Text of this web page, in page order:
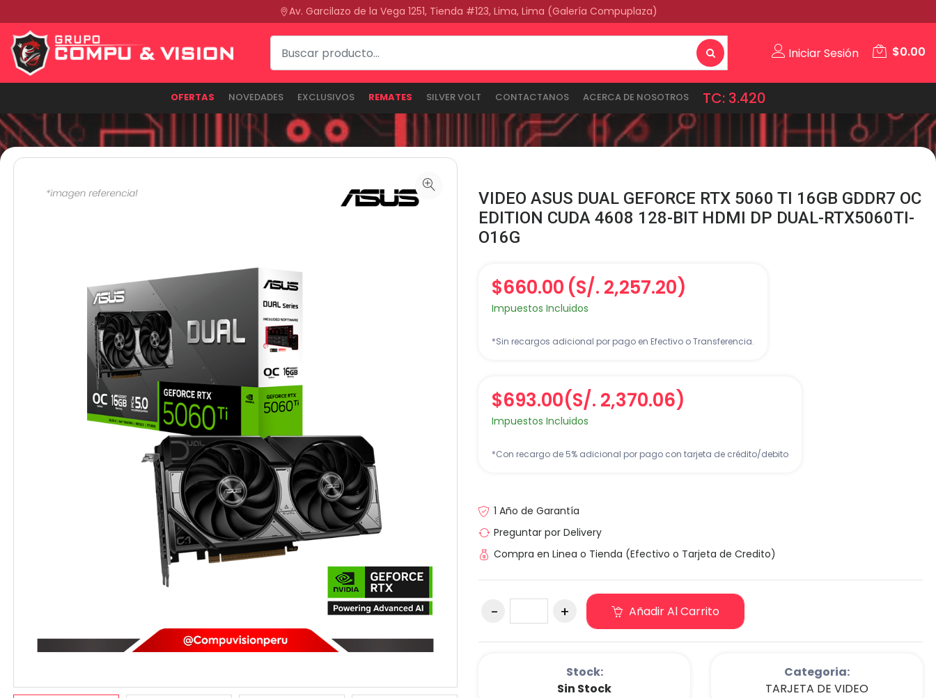
Av. Garcilazo de la Vega 1251, Tienda #123, Lima, Lima (Galería Compuplaza)
Iniciar Sesión $0.00
OFERTAS NOVEDADES EXCLUSIVOS REMATES SILVER VOLT CONTACTANOS ACERCA DE NOSOTROS TC: 3.420
VIDEO ASUS DUAL GEFORCE RTX 5060 TI 16GB GDDR7 OC
EDITION CUDA 4608 128-BIT HDMI DP DUAL-RTX5060TI-
O16G
$660.00 (S/. 2,257.20)
Impuestos Incluidos
*Sin recargos adicional por pago en Efectivo o Transferencia.
$693.00(S/. 2,370.06)
Impuestos Incluidos
*Con recargo de 5% adicional por pago con tarjeta de crédito/debito
1 Año de Garantía
Preguntar por Delivery
Compra en Linea o Tienda (Efectivo o Tarjeta de Credito)
Añadir Al Carrito
Stock:
Sin Stock
Categoria:
TARJETA DE VIDEO